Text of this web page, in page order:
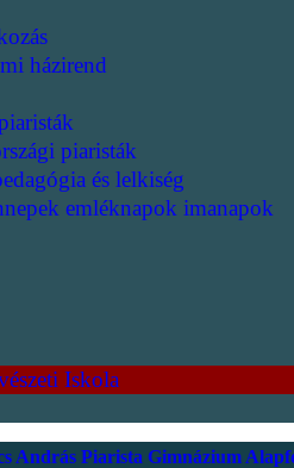
házirend
piaristák
és lelkiség
emléknapok imanapok
Iskola
András Piarista Gimnázium